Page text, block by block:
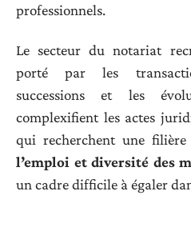
professionnels.
Le secteur du notariat
porté par les
successions et les
complexifient les actes
qui recherchent une
l’emploi et diversité des
un cadre difficile à égaler